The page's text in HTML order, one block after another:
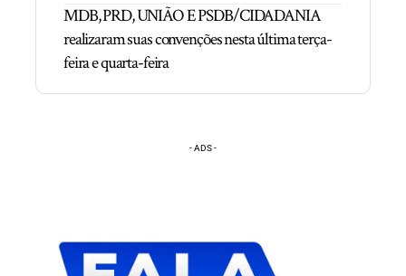
MDB, PRD, UNIÃO E PSDB/CIDADANIA
realizaram suas convenções nesta última terça-
feira e quarta-feira
- ADS -